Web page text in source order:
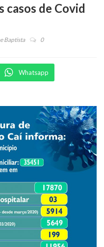
casos de Covid
Baptista 0
Whatsapp